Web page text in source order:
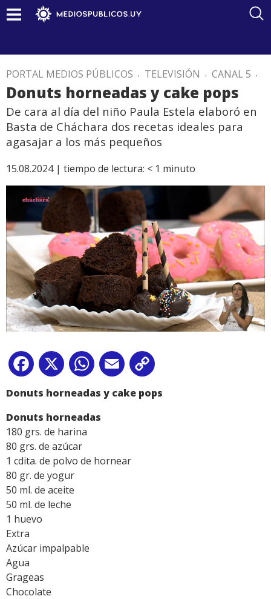
PORTAL MEDIOS PÚBLICOS . TELEVISIÓN . CANAL 5 .
Donuts horneadas y cake pops
De cara al día del niño Paula Estela elaboró en
Basta de Cháchara dos recetas ideales para
agasajar a los más pequeños
15.08.2024 | tiempo de lectura: < 1 minuto
Facebook
X WhatsApp
Email
Link
Donuts horneadas y cake pops
Donuts horneadas
180 grs. de harina
80 grs. de azúcar
1 cdita. de polvo de hornear
80 gr. de yogur
50 ml. de aceite
50 ml. de leche
1 huevo
Extra
Azúcar impalpable
Agua
Grageas
Chocolate